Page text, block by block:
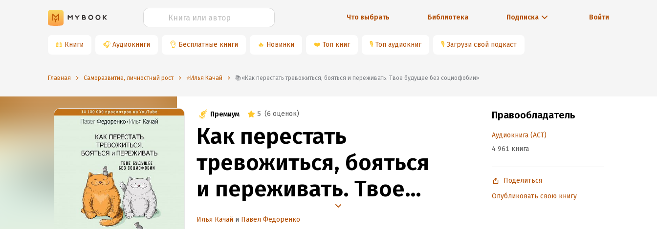
Что выбрать Библиотека Подписка Войти
📖 Книги 🎧 Аудиокниги 👌 Бесплатные книги 🔥 Новинки ❤️ Топ книг 🎙 Топ аудиокниг 🎙 Загрузи свой подкаст
Главная Саморазвитие, личностный рост ⭐️Илья Качай 📚«Как перестать тревожиться, бояться и переживать. Твое будущее без социофобии»
Премиум 5 (6 оценок)
Как перестать
тревожиться, бояться
и переживать. Твое
будущее без социофобии
Илья Качай и Павел Федоренко
Правообладатель
Аудиокнига (АСТ)
4 961 книга
Поделиться
Опубликовать свою книгу